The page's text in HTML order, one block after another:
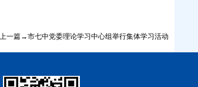
上一篇→市七中党委理论学习中心组举行集体学习活动